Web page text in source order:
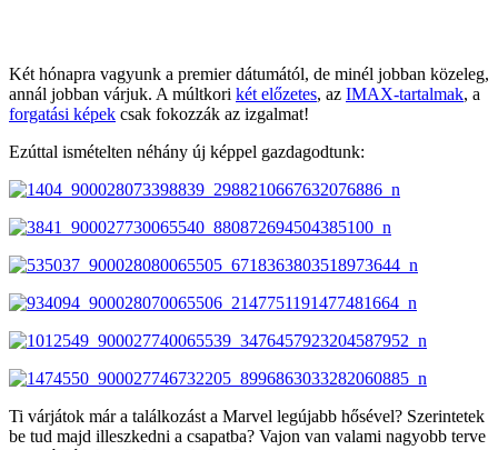
Két hónapra vagyunk a premier dátumától, de minél jobban közeleg,
annál jobban várjuk. A múltkori két előzetes, az IMAX-tartalmak, a
forgatási képek csak fokozzák az izgalmat!
Ezúttal ismételten néhány új képpel gazdagodtunk:
Ti várjátok már a találkozást a Marvel legújabb hősével? Szerintetek
be tud majd illeszkedni a csapatba? Vajon van valami nagyobb terve